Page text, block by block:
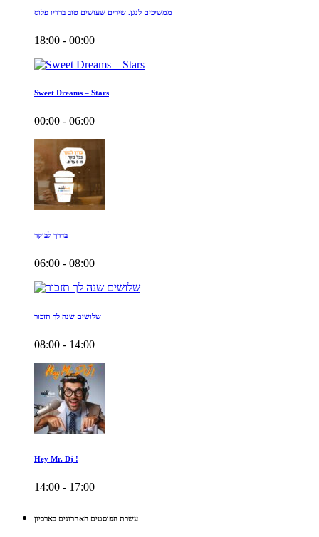
ממשיכים לנגן. שירים שעושים טוב ברדיו פלוס
18:00 - 00:00
Sweet Dreams – Stars
00:00 - 06:00
בדרך לבוקר
06:00 - 08:00
שלושים שנה לך תזכור
08:00 - 14:00
Hey Mr. Dj !
14:00 - 17:00
עשרת הפוסטים האחרונים בארכיון